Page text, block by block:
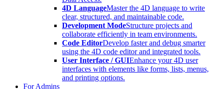
4D LanguageMaster the 4D language to write
clear, structured, and maintainable code.
Development ModeStructure projects and
collaborate efficiently in team environments.
Code EditorDevelop faster and debug smarter
using the 4D code editor and integrated tools.
User Interface / GUIEnhance your 4D user
interfaces with elements like forms, lists, menus,
and printing options.
For Admins